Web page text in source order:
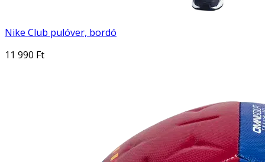
Nike Club pulóver, bordó
11 990 Ft